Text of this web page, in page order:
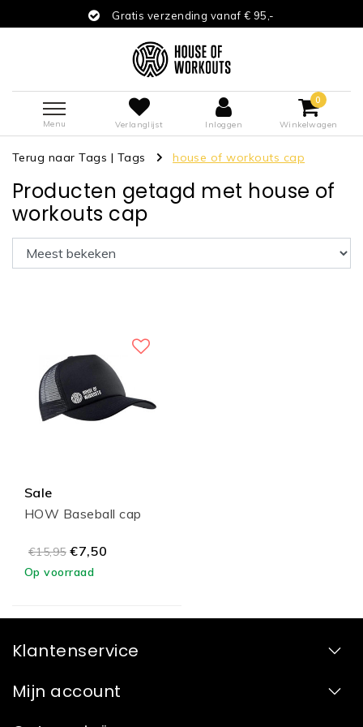
Gratis verzending vanaf € 95,-
Menu Verlanglijst Inloggen
0
Winkelwagen
Terug naar Tags | Tags house of workouts cap
Producten getagd met house of
workouts cap
Sale
HOW Baseball cap
€15,95 €7,50
Op voorraad
Klantenservice
Mijn account